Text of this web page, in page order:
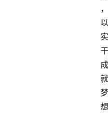
，
以
实
干
成
就
梦
想